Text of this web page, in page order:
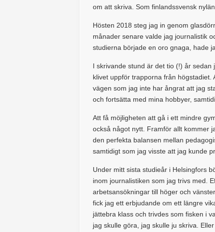
om att skriva. Som finlandssvensk
Hösten 2018 steg jag in genom
månader senare valde jag journalistik
studierna började en oro gnaga, hade
I skrivande stund är det tio (!) år
klivet uppför trapporna från högstadiet.
vägen som jag inte har ångrat att jag
och fortsätta med mina hobbyer,
Att få möjligheten att gå i ett mindre
också något nytt. Framför allt kommer
den perfekta balansen mellan
samtidigt som jag visste att jag kunde
Under mitt sista studieår i Helsingfors
inom journalistiken som jag trivs med.
arbetsansökningar till höger och
fick jag ett erbjudande om ett längre
jättebra klass och trivdes som fisken i
jag skulle göra, jag skulle ju skriva.